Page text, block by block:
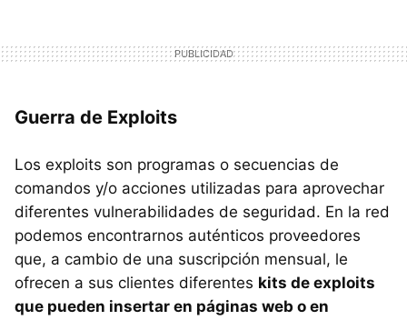
Guerra de Exploits
Los exploits son programas o secuencias de
comandos y/o acciones utilizadas para aprovechar
diferentes vulnerabilidades de seguridad. En la red
podemos encontrarnos auténticos proveedores
que, a cambio de una suscripción mensual, le
ofrecen a sus clientes diferentes kits de exploits
que pueden insertar en páginas web o en